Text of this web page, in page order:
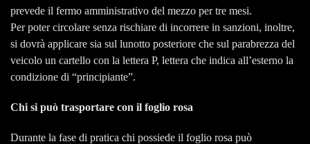
prevede il fermo amministrativo del mezzo per tre mesi.
Per poter circolare senza rischiare di incorrere in sanzioni, inoltre,
si dovrà applicare sia sul lunotto posteriore che sul parabrezza del
veicolo un cartello con la lettera P, lettera che indica all’esterno la
condizione di “principiante”.
Chi si può trasportare con il foglio rosa
Durante la fase di pratica chi possiede il foglio rosa può